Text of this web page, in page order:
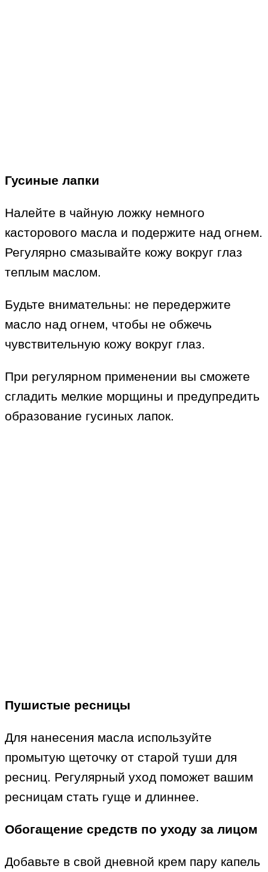
Гусиные лапки
Налейте в чайную ложку немного
касторового масла и подержите над огнем.
Регулярно смазывайте кожу вокруг глаз
теплым маслом.
Будьте внимательны: не передержите
масло над огнем, чтобы не обжечь
чувствительную кожу вокруг глаз.
При регулярном применении вы сможете
сгладить мелкие морщины и предупредить
образование гусиных лапок.
Пушистые ресницы
Для нанесения масла используйте
промытую щеточку от старой туши для
ресниц. Регулярный уход поможет вашим
ресницам стать гуще и длиннее.
Обогащение средств по уходу за лицом
Добавьте в свой дневной крем пару капель